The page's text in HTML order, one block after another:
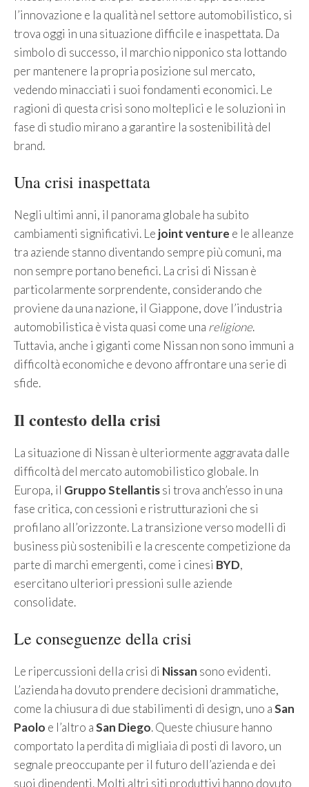
l’innovazione e la qualità nel settore automobilistico, si
trova oggi in una situazione difficile e inaspettata. Da
simbolo di successo, il marchio nipponico sta lottando
per mantenere la propria posizione sul mercato,
vedendo minacciati i suoi fondamenti economici. Le
ragioni di questa crisi sono molteplici e le soluzioni in
fase di studio mirano a garantire la sostenibilità del
brand.
Una crisi inaspettata
Negli ultimi anni, il panorama globale ha subito
cambiamenti significativi. Le joint venture e le alleanze
tra aziende stanno diventando sempre più comuni, ma
non sempre portano benefici. La crisi di Nissan è
particolarmente sorprendente, considerando che
proviene da una nazione, il Giappone, dove l’industria
automobilistica è vista quasi come una religione.
Tuttavia, anche i giganti come Nissan non sono immuni a
difficoltà economiche e devono affrontare una serie di
sfide.
Il contesto della crisi
La situazione di Nissan è ulteriormente aggravata dalle
difficoltà del mercato automobilistico globale. In
Europa, il Gruppo Stellantissi trova anch’esso in una
fase critica, con cessioni e ristrutturazioni che si
profilano all’orizzonte. La transizione verso modelli di
business più sostenibili e la crescente competizione da
parte di marchi emergenti, come i cinesi BYD,
esercitano ulteriori pressioni sulle aziende
consolidate.
Le conseguenze della crisi
Le ripercussioni della crisi di Nissan sono evidenti.
L’azienda ha dovuto prendere decisioni drammatiche,
come la chiusura di due stabilimenti di design, uno aSan
Paolo e l’altro aSan Diego. Queste chiusure hanno
comportato la perdita di migliaia di posti di lavoro, un
segnale preoccupante per il futuro dell’azienda e dei
suoi dipendenti. Molti altri siti produttivi hanno dovuto